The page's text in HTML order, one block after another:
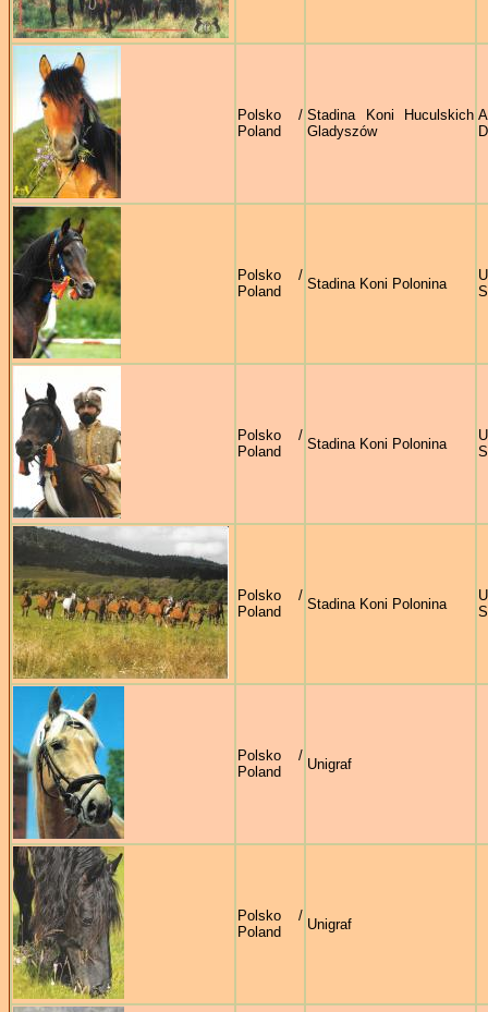
Polsko /
Poland
Stadina Koni Huculskich
Gladyszów
Polsko /
Poland
Stadina Koni Polonina
Polsko /
Poland
Stadina Koni Polonina
Polsko /
Poland
Stadina Koni Polonina
Polsko /
Poland
Unigraf
Polsko /
Poland
Unigraf